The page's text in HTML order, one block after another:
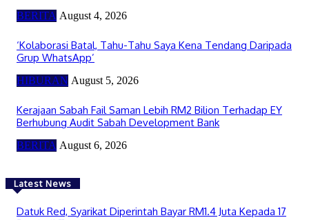
BERITA August 4, 2026
‘Kolaborasi Batal, Tahu-Tahu Saya Kena Tendang Daripada
Grup WhatsApp’
HIBURAN August 5, 2026
Kerajaan Sabah Fail Saman Lebih RM2 Bilion Terhadap EY
Berhubung Audit Sabah Development Bank
BERITA August 6, 2026
Latest News
Datuk Red, Syarikat Diperintah Bayar RM1.4 Juta Kepada 17